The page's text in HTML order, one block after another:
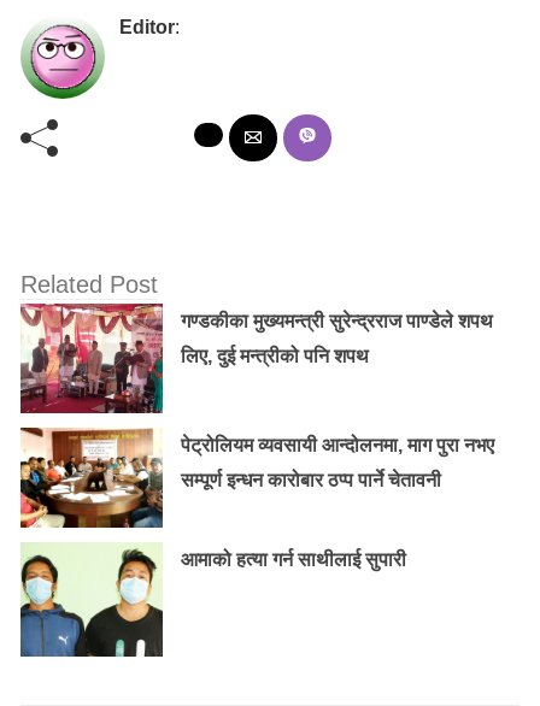
Editor:
Related Post
गण्डकीका मुख्यमन्त्री सुरेन्द्रराज पाण्डेले शपथ
लिए, दुई मन्त्रीको पनि शपथ
पेट्रोलियम व्यवसायी आन्दोलनमा, माग पुरा नभए
सम्पूर्ण इन्धन कारोबार ठप्प पार्ने चेतावनी
आमाको हत्या गर्न साथीलाई सुपारी